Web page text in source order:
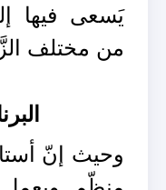
يَسعى فيها
من مختلف
وحيث إنّ